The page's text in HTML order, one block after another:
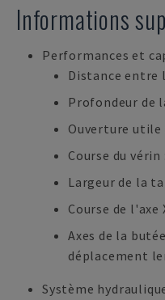
Informations
Performances et
Distance entre
Profondeur de
Ouverture utile
Course du vérin
Largeur de la
Course de l'axe
Axes de la
déplacement
Système